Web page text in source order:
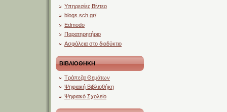
Υπηρεσίες Βίντεο
blogs.sch.gr/
Edmodo
Παρατηρητήριο
Ασφάλεια στο διαδύκτιο
ΒΙΒΛΙΟΘΗΚΗ
Τράπεζα Θεμάτων
Ψηφιακή Βιβλιοθήκη
Ψηφιακό Σχολείο